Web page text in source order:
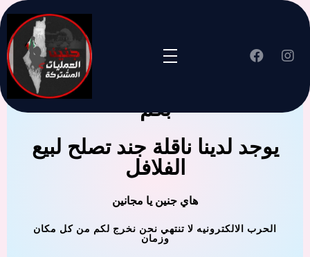
جنين العملية المشتركة ترحب
بكم
يوجد لدينا ناقلة جند تصلح لبيع
الفلافل
هاي جنين يا مجانين
الحرب الالكترونيه لا تنتهي نحن نخرج لكم من كل مكان
وزمان